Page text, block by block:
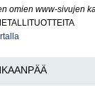
omien www-sivujen